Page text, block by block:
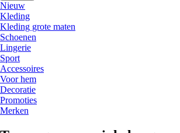
Nieuw
Kleding
Kleding grote maten
Schoenen
Lingerie
Sport
Accessoires
Voor hem
Decoratie
Promoties
Merken